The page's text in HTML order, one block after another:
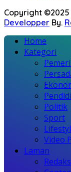
Copyright ©2025
Developper By.
Home
Kategori
Politik
Sport
Video
Laman